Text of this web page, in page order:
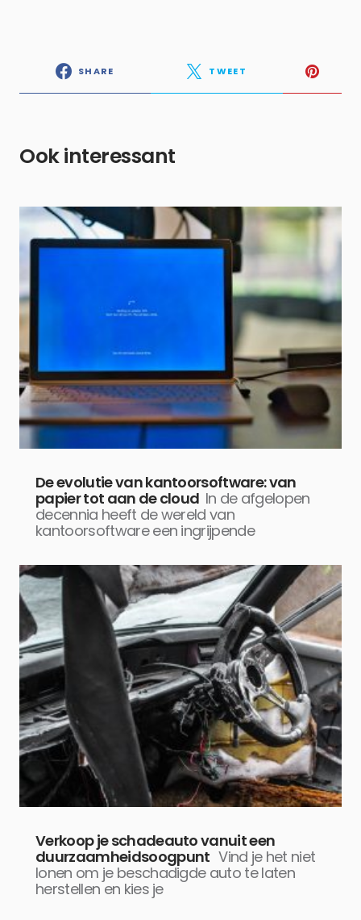
SHARE TWEET
Ook interessant
De evolutie van kantoorsoftware: van
papier tot aan de cloud In de afgelopen
decennia heeft de wereld van
kantoorsoftware een ingrijpende
Verkoop je schadeauto vanuit een
duurzaamheidsoogpunt Vind je het niet
lonen om je beschadigde auto te laten
herstellen en kies je